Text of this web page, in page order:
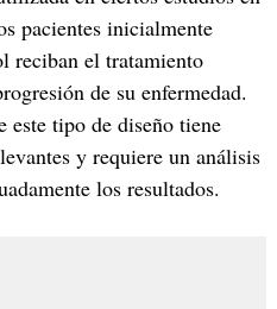
pacientes inicialmente
reciban el tratamiento
de su enfermedad.
tipo de diseño tiene
y requiere un análisis
los resultados.